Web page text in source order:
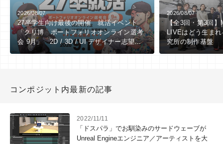
2026/08/07
27卒学生向け最後の開催 就活イベント
「クリ博 ポートフォリオオンライン選考
会 9月」 2D / 3D / UI デザイナー志望者
向け ※9/1（火）作品締切
2026/08/07
【全3回・第3回
LIVEはどう生ま
究所の制作基盤
コンポジット内最新の記事
2022/11/11
「ドスパラ」でお馴染みのサードウェーブが
Unreal Engineエンジニア／アーティストを大